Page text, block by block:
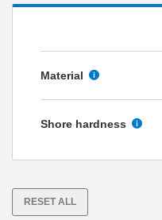
Material
NBR
Silicone
Shore hardness
RESET ALL